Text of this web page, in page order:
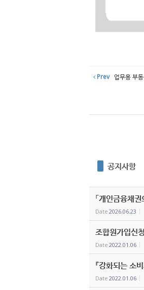
Prev 업무용 부
공지사항
「개인금융채
Date 2026.06.23
조합원가입신
Date 2022.01.06
『강화되는 소
Date 2022.01.06